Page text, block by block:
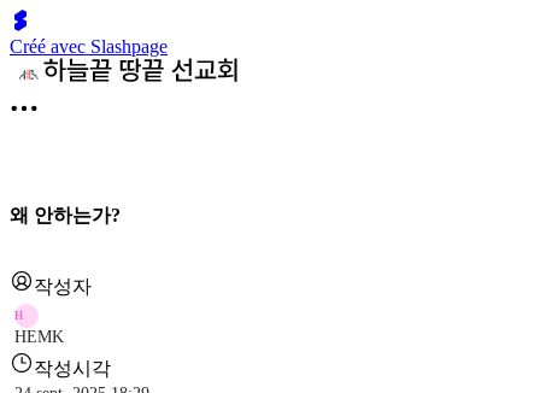
Créé avec Slashpage
왜 안하는가?
작성자
H
HEMK
작성시각